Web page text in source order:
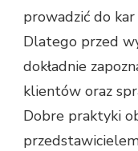
prowadzić do
Dlatego przed
dokładnie
klientów oraz
Dobre praktyki